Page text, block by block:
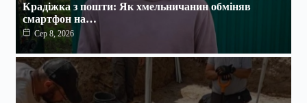
Крадіжка з пошти: Як хмельничанин обміняв
смартфон на…
Сер 8, 2026